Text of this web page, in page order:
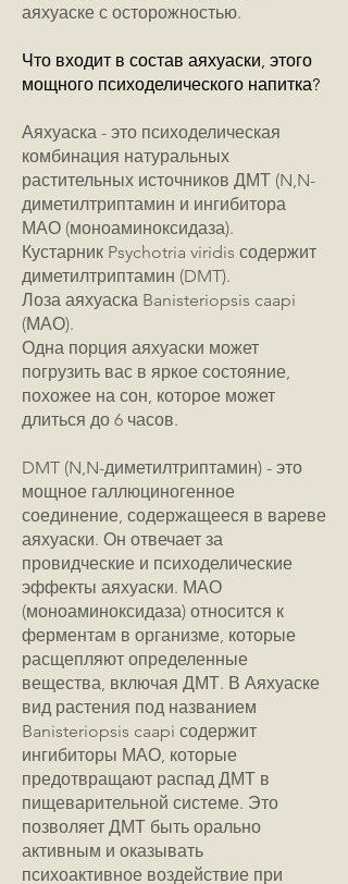
аяхуаске с осторожностью.
Что входит в состав аяхуаски, этого
мощного психоделического напитка?
Аяхуаска - это психоделическая
комбинация натуральных
растительных источников ДМТ (N,N-
диметилтриптамин и ингибитора
МАО (моноаминоксидаза).
Кустарник Psychotria viridis содержит
диметилтриптамин (DMT).
Лоза аяхуаска Banisteriopsis caapi
(МАО).
Одна порция аяхуаски может
погрузить вас в яркое состояние,
похожее на сон, которое может
длиться до 6 часов.
DMT (N,N-диметилтриптамин) - это
мощное галлюциногенное
соединение, содержащееся в вареве
аяхуаски. Он отвечает за
провидческие и психоделические
эффекты аяхуаски. МАО
(моноаминоксидаза) относится к
ферментам в организме, которые
расщепляют определенные
вещества, включая ДМТ. В Аяхуаске
вид растения под названием
Banisteriopsis caapi содержит
ингибиторы МАО, которые
предотвращают распад ДМТ в
пищеварительной системе. Это
позволяет ДМТ быть орально
активным и оказывать
психоактивное воздействие при